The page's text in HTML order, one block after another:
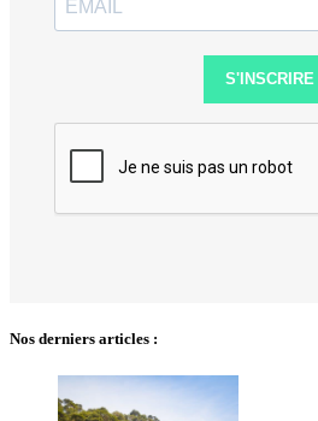
S'INSCRIRE
Nos derniers articles :